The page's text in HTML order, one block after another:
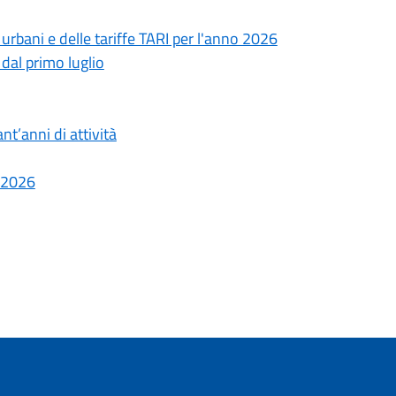
e delle tariffe TARI per l'anno 2026
primo luglio
di attività